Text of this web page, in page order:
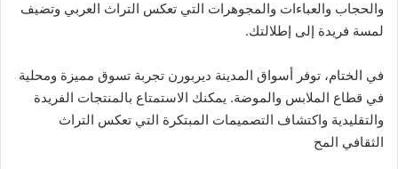
والحجاب والعباءات والمجوهرات التي تعكس التراث العربي وتضيف
لمسة فريدة إلى إطلالتك.
في الختام، توفر أسواق المدينة ديربورن تجربة تسوق مميزة ومحلية
في قطاع الملابس والموضة. يمكنك الاستمتاع بالمنتجات الفريدة
والتقليدية واكتشاف التصميمات المبتكرة التي تعكس التراث
الثقافي المح